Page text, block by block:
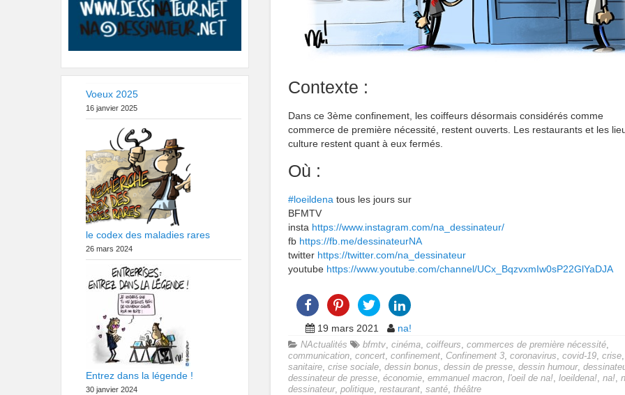
Contexte :
Dans ce 3ème confinement, les coiffeurs désormais considérés comme
commerce de première nécessité, restent ouverts. Les restaurants et les
culture restent quant à eux fermés.
Où :
#loeildena tous les jours sur
BFMTV
insta https://www.instagram.com/na_dessinateur/
fb https://fb.me/dessinateurNA
twitter https://twitter.com/na_dessinateur
youtube https://www.youtube.com/channel/UCx_BqzvxmIw0sP22GlYaDJA
19 mars 2021 na!
NActualités bfmtv cinéma coiffeurs commerces de première nécessité
communication concert confinement Confinement 3 coronavirus covid-19 crise
sanitaire crise sociale dessin bonus dessin de presse dessin humour,
dessinateur de presse économie emmanuel macron l'oeil de na! loeildena! na!
dessinateur, politique restaurant santé théâtre
Voeux 2025
16 janvier 2025
le codex des maladies rares
26 mars 2024
Entrez dans la légende !
30 janvier 2024